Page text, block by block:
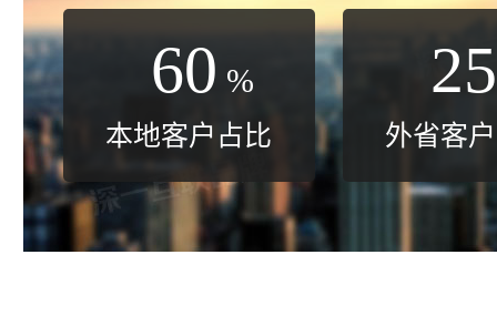
60 %
本地客户占比
25
外省客